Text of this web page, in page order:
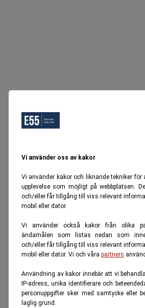
Vi använder oss av kakor
Vi använder kakor och liknande tekniker
upplevelse som möjligt på webbplatsen.
och/eller får tillgång till viss relevant
mobil eller dator.
Vi använder också kakor från olika
ändamålen som listas nedan som
och/eller får tillgång till viss relevant
mobil eller dator. Vi och våra partners
Användning av kakor innebär att vi
IP-adress, unika identifierare och
personuppgifter sker med samtycke eller
laglig grund.